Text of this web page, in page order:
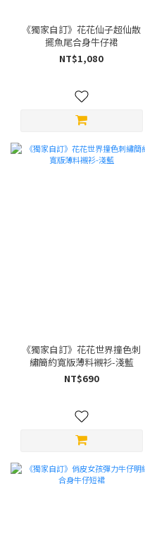
《獨家自訂》花花仙子超仙散
擺魚尾合身牛仔裙
NT$1,080
《獨家自訂》花花世界撞色刺
繡簡約寬版薄料襯衫-淺藍
NT$690